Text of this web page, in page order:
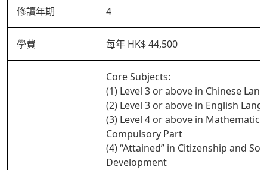
修讀年期 4
學費 每年 HK$ 44,500
Core Subjects:
(1) Level 3 or above in Chinese
(2) Level 3 or above in English
(3) Level 4 or above in Mathematics
Compulsory Part
(4) “Attained” in Citizenship and
Development